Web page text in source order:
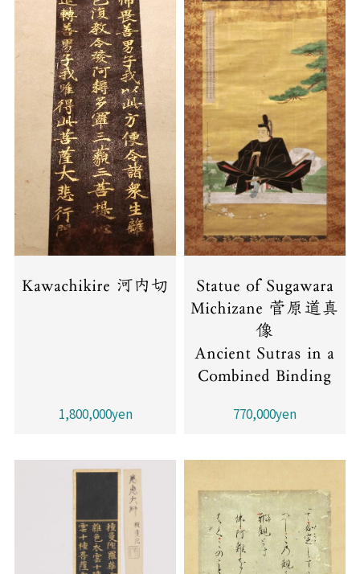
Kawachikire 河内切
1,800,000yen
Statue of Sugawara
Michizane 菅原道真
像
Ancient Sutras in a
Combined Binding
770,000yen